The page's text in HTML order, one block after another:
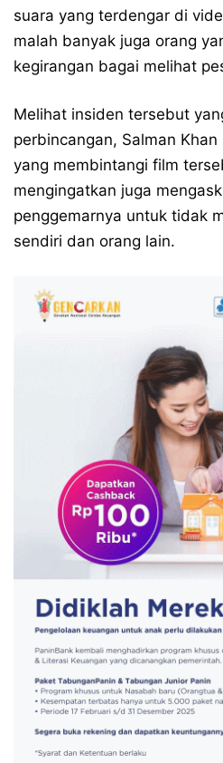
suara yang terdengar di
malah banyak juga orang
kegirangan bagai melihat
Melihat insiden tersebut
perbincangan, Salman
yang membintangi film
mengingatkan juga
penggemarnya untuk tidak
sendiri dan orang lain.